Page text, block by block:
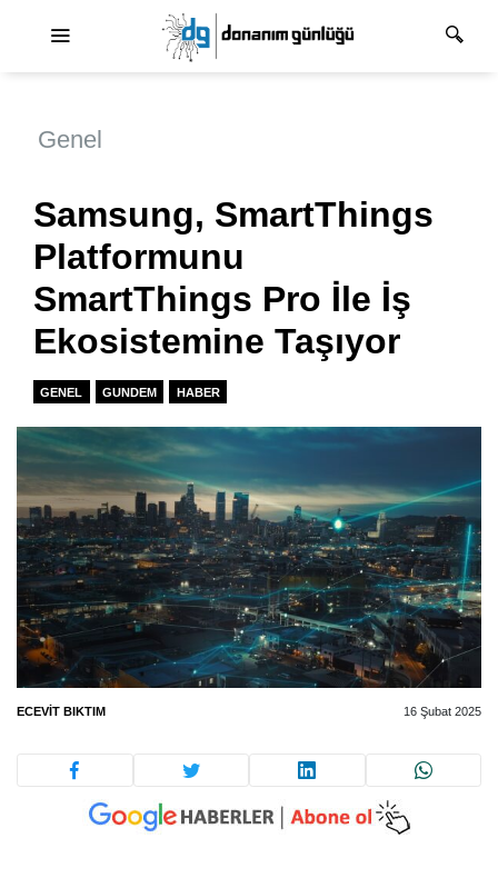
Genel
Samsung, SmartThings
Platformunu
SmartThings Pro İle İş
Ekosistemine Taşıyor
GENEL GUNDEM HABER
ECEVIT BIKTIM 16 Şubat 2025